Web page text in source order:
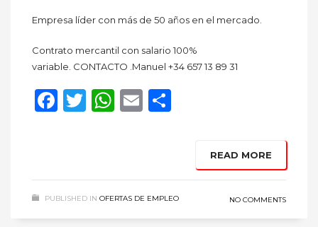
Empresa líder con más de 50 años en el mercado.
Contrato mercantil con salario 100%
variable. CONTACTO .Manuel +34 657 13 89 31
Facebook
Twitter
WhatsApp
Email
READ MORE
PUBLISHED IN OFERTAS DE EMPLEO NO COMMENTS